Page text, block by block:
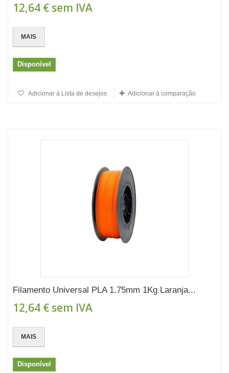
12,64 € sem IVA
MAIS
Disponível
Adicionar à Lista de desejos Adicionar à comparação
Filamento Universal PLA 1.75mm 1Kg Laranja...
12,64 € sem IVA
MAIS
Disponível